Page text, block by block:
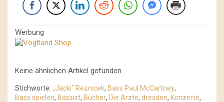
Werbung
Keine ähnlichen Artikel gefunden.
Stichworte: „Jäcki“ Reznicek, Bass Paul McCartney,
Bass spielen, Bassist, Bücher, Die Ärzte, dresden, Konzerte,